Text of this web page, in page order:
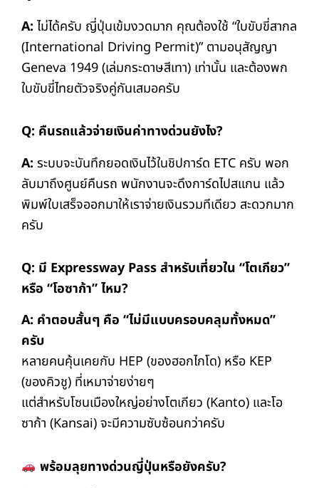
A: ไม่ได้ครับ ญี่ปุ่นเข้มงวดมาก คุณต้องใช้ “ใบขับขี่สากล
(International Driving Permit)” ตามอนุสัญญา
Geneva 1949 (เล่มกระดาษสีเทา) เท่านั้น และต้องพก
ใบขับขี่ไทยตัวจริงคู่กันเสมอครับ
Q: คืนรถแล้วจ่ายเงินค่าทางด่วนยังไง?
A: ระบบจะบันทึกยอดเงินไว้ในชิปการ์ด ETC ครับ พอก
ลับมาถึงศูนย์คืนรถ พนักงานจะดึงการ์ดไปสแกน แล้ว
พิมพ์ใบเสร็จออกมาให้เราจ่ายเงินรวมทีเดียว สะดวกมาก
ครับ
Q: มี Expressway Pass สำหรับเที่ยวใน “โตเกียว”
หรือ “โอซาก้า” ไหม?
A: คำตอบสั้นๆ คือ “ไม่มีแบบครอบคลุมทั้งหมด”
ครับ
หลายคนคุ้นเคยกับ HEP (ของฮอกไกโด) หรือ KEP
(ของคิวชู) ที่เหมาจ่ายง่ายๆ
แต่สำหรับโซนเมืองใหญ่อย่างโตเกียว (Kanto) และโอ
ซาก้า (Kansai) จะมีความซับซ้อนกว่าครับ
พร้อมลุยทางด่วนญี่ปุ่นหรือยังครับ?